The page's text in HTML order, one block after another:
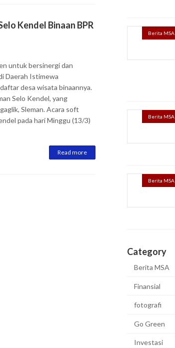
Kendel Binaan BPR
untuk bersinergi dan
Daerah Istimewa
desa wisata binaannya.
Selo Kendel, yang
Sleman. Acara soft
pada hari Minggu (13/3)
Read more
Berita MSA
Berita MSA
Berita MSA
Category
Berita MSA
Finansial
fotografi
Go Green
Investasi